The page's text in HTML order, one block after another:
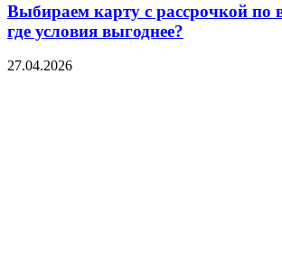
Выбираем карту с рассрочкой по
где условия выгоднее?
27.04.2026